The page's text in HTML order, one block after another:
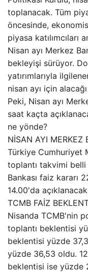
toplanacak. Tüm
öncesinde,
piyasa katılımcıları
Nisan ayı Merkez
bekleyişi sürüyor.
yatırımlarıyla
nisan ayı için
Peki, Nisan ayı
saat kaçta
ne yönde?
NİSAN AYI MERKEZ
Türkiye Cumhuriyet
toplantı takvimi belli
Bankası faiz kararı
14.00'da
TCMB FAİZ
Nisanda TCMB'nin
toplantı beklentisi
beklentisi yüzde
yüzde 36,53 oldu.
beklentisi ise yüzde